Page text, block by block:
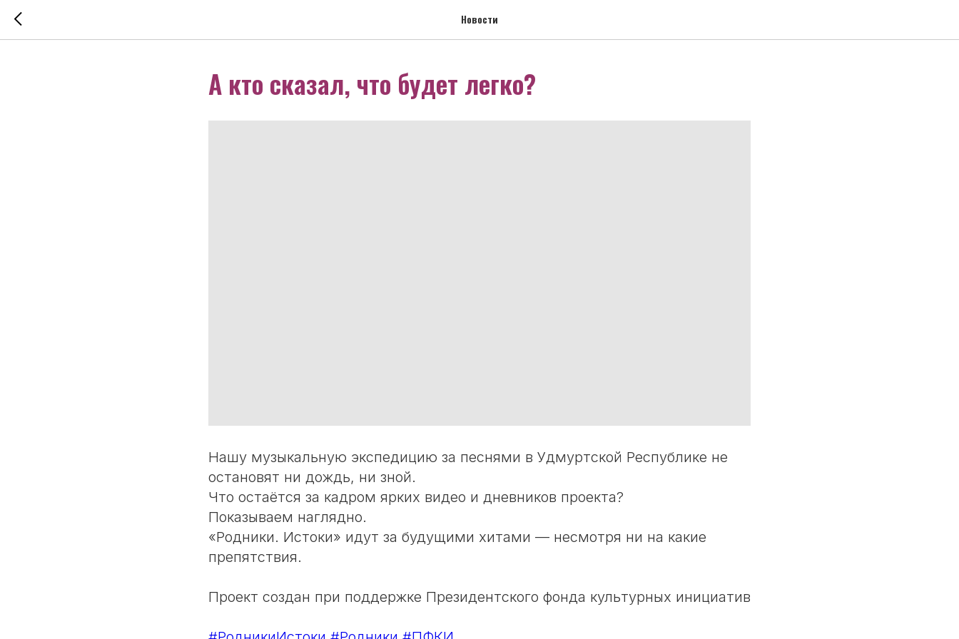
Новости
А кто сказал, что будет легко?
Нашу музыкальную экспедицию за песнями в Удмуртской Республике не
остановят ни дождь, ни зной.
Что остаётся за кадром ярких видео и дневников проекта?
Показываем наглядно.
«Родники. Истоки» идут за будущими хитами — несмотря ни на какие
препятствия.
Проект создан при поддержке Президентского фонда культурных инициатив